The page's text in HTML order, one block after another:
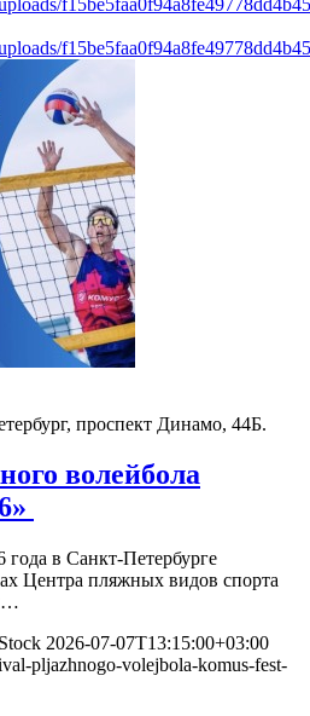
проспект Динамо, 44Б.
волейбола
в Санкт-Петербурге
Центра пляжных видов спорта
2026-07-07T13:15:00+03:00
pljazhnogo-volejbola-komus-fest-